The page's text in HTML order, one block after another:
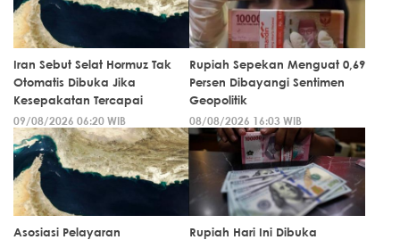
Iran Sebut Selat Hormuz Tak
Otomatis Dibuka Jika
Kesepakatan Tercapai
09/08/2026 06:20 WIB
Rupiah Sepekan Menguat 0,69
Persen Dibayangi Sentimen
Geopolitik
08/08/2026 16:03 WIB
Asosiasi Pelayaran
Rupiah Hari Ini Dibuka